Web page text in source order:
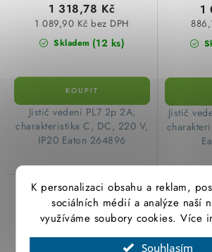
K personalizaci obsahu a reklam,
sociálních médií a analýze naší
využíváme soubory cookies. Více
Souhlasím
Skladem (12 ks)
1 089,90 Kč bez DPH
1 318,78 Kč
​Jistič vedení PL7 2p 2A,
charakteristika C, DC, 220 V,
IP20 Eaton 264896
1
​Jistič
Jistič 2A, Ex9BN 2/1/B
(6kA) Noark 100001
Jistič 2A, LTE 2/1/B